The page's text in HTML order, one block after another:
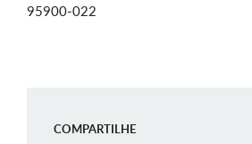
95900-022
COMPARTILHE